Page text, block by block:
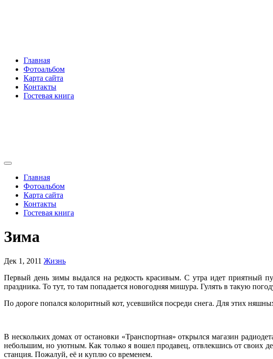
Главная
Фотоальбом
Карта сайта
Контакты
Гостевая книга
Главная
Фотоальбом
Карта сайта
Контакты
Гостевая книга
Зима
Дек 1, 2011 Жизнь
Первый день зимы выдался на редкость красивым. С утра идет приятный
праздника. То тут, то там попадается новогодняя мишура. Гулять в такую
По дороге попался колоритный кот, усевшийся посреди снега. Для этих
В нескольких домах от остановки «Транспортная» открылся магазин
небольшим, но уютным. Как только я вошел продавец, отвлекшись от своих
станция. Пожалуй, её и куплю со временем.